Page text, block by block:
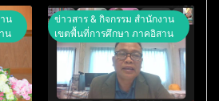
น
น
ข่าวสาร & กิจกรรม สำนักงาน
เขตพื้นที่การศึกษา ภาคอิสาน